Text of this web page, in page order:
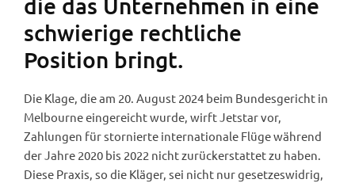
die das Unternehmen in eine
schwierige rechtliche
Position bringt.
Die Klage, die am 20. August 2024 beim Bundesgericht in
Melbourne eingereicht wurde, wirft Jetstar vor,
Zahlungen für stornierte internationale Flüge während
der Jahre 2020 bis 2022 nicht zurückerstattet zu haben.
Diese Praxis, so die Kläger, sei nicht nur gesetzeswidrig,